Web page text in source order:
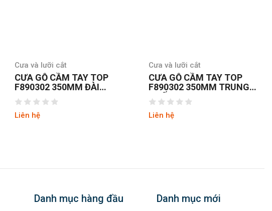
Cưa và lưỡi cắt
CƯA GỖ CẦM TAY TOP
F890302 350MM ĐÀI
LOAN
Liên hệ
Cưa và lưỡi cắt
CƯA GỖ CẦM TAY TOP
F890302 350MM TRUNG
QUỐC
Liên hệ
Danh mục hàng đầu Danh mục mới